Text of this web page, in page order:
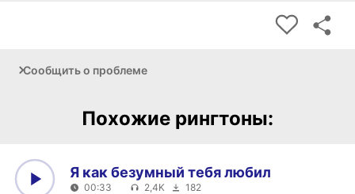
Сообщить о проблеме
Похожие рингтоны:
Я как безумный тебя любил
00:33 2,4K 182